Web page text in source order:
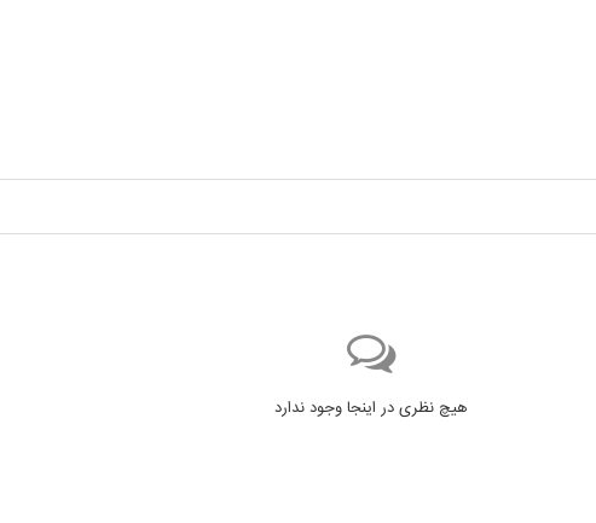
هیچ نظری در اینجا وجود ندارد